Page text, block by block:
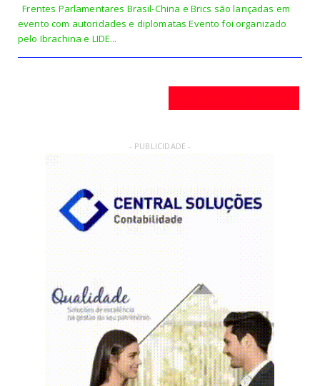
Frentes Parlamentares Brasil-China e Brics são lançadas em
evento com autoridades e diplomatas Evento foi organizado
pelo Ibrachina e LIDE...
- PUBLICIDADE -